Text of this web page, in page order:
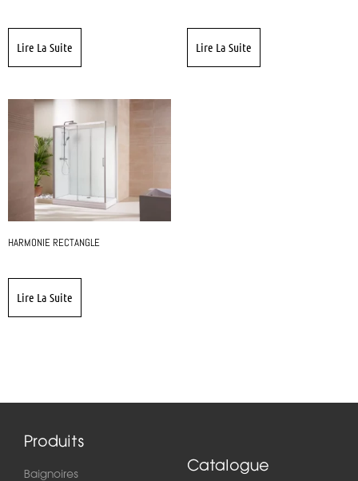
Lire La Suite Lire La Suite
HARMONIE RECTANGLE
Lire La Suite
Produits
Baignoires
Catalogue